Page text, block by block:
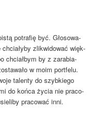
potra­fię być. Gło­so­wa­
chcia­ły­by zli­kwi­do­wać więk­
chciał­bym by z zara­bia­
w moim port­fe­lu.
talen­ty do szyb­kie­go
do koń­ca życia nie pra­co­
pra­co­wać inni.